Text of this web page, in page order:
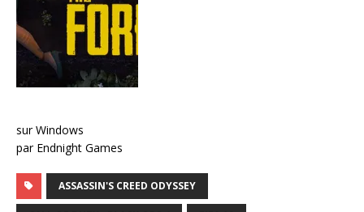
sur Windows
par Endnight Games
ASSASSIN'S CREED ODYSSEY